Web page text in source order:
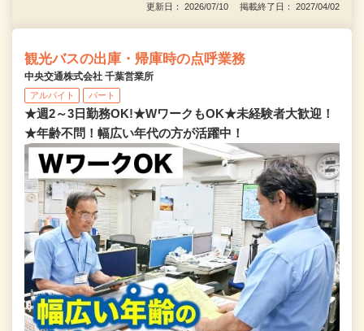
更新日： 2026/07/10 掲載終了日： 2027/04/02
観光バスの出庫・帰庫時の点呼業務
中央交通株式会社 千葉営業所
アルバイト パート
★週2～3日勤務OK!★WワークもOK★未経験者大歓迎！
★年齢不問！幅広い年代の方が活躍中！